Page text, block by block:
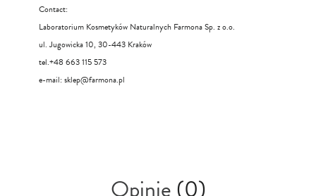
Contact:
Laboratorium Kosmetyków Naturalnych Farmona Sp. z o.o.
ul. Jugowicka 10, 30-443 Kraków
tel.+48 663 115 573
e-mail: sklep@farmona.pl
Opinie(0)